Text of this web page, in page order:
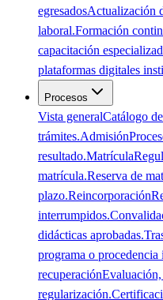
egresadosActualización
laboral.Formación
capacitación
plataformas digitales
Procesos
Vista generalCatálogo
trámites.Admisión
resultado.Matrícula
matrícula.Reserva de
plazo.Reincorporación
interrumpidos.
didácticas aprobadas.
programa o procedencia
recuperación
regularización.